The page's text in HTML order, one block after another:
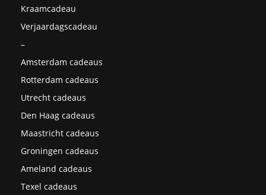
Kraamcadeau
Verjaardagscadeau
–
Amsterdam cadeaus
Rotterdam cadeaus
Utrecht cadeaus
Den Haag cadeaus
Maastricht cadeaus
Groningen cadeaus
Ameland cadeaus
Texel cadeaus